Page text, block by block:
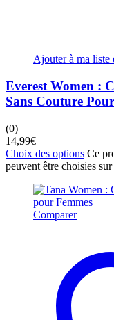
Ajouter à ma liste
Everest Women :
Sans Couture
(0)
14,99€
Choix des options Ce
peuvent être choisies
Comparer